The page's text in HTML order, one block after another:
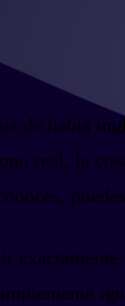
de habla
real, la